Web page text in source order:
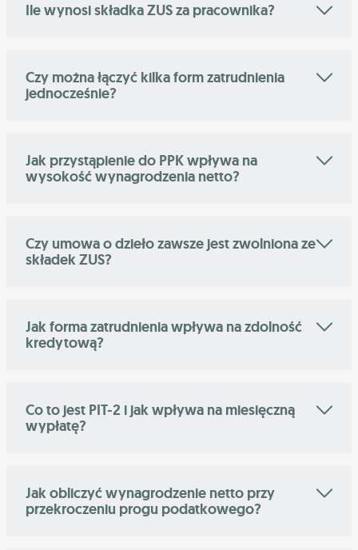
Ile wynosi składka ZUS za pracownika?
Czy można łączyć kilka form zatrudnienia
jednocześnie?
Jak przystąpienie do PPK wpływa na
wysokość wynagrodzenia netto?
Czy umowa o dzieło zawsze jest zwolniona ze
składek ZUS?
Jak forma zatrudnienia wpływa na zdolność
kredytową?
Co to jest PIT-2 i jak wpływa na miesięczną
wypłatę?
Jak obliczyć wynagrodzenie netto przy
przekroczeniu progu podatkowego?